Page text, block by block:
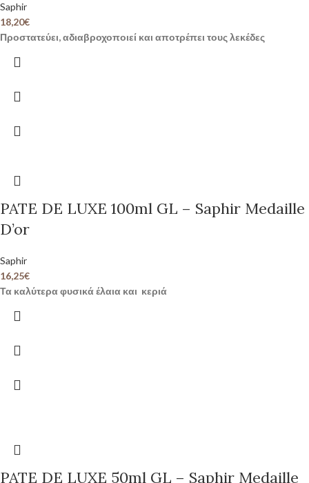
Saphir
18,20€
Προστατεύει, αδιαβροχοποιεί και αποτρέπει τους λεκέδες
PATE DE LUXE 100ml GL – Saphir Medaille
D’or
Saphir
16,25€
Τα καλύτερα φυσικά έλαια και κεριά
PATE DE LUXE 50ml GL – Saphir Medaille